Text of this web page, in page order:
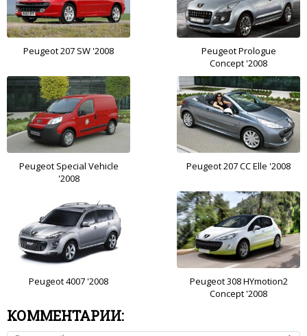
Peugeot 207 SW '2008
Peugeot Prologue
Concept '2008
Peugeot Special Vehicle
'2008
Peugeot 207 CC Elle '2008
Peugeot 4007 '2008
Peugeot 308 HYmotion2
Concept '2008
КОММЕНТАРИИ: